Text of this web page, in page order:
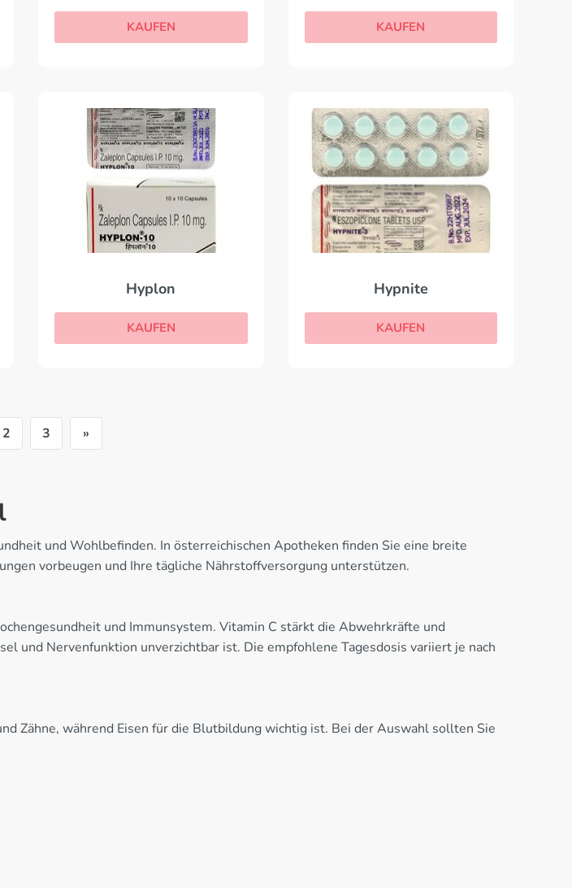
KAUFEN KAUFEN
Hyplon
KAUFEN
Hypnite
KAUFEN
2 3 »
und Wohlbefinden. In österreichischen Apotheken finden Sie eine breite
vorbeugen und Ihre tägliche Nährstoffversorgung unterstützen.
und Immunsystem. Vitamin C stärkt die Abwehrkräfte und
und Nervenfunktion unverzichtbar ist. Die empfohlene Tagesdosis variiert je nach
Zähne, während Eisen für die Blutbildung wichtig ist. Bei der Auswahl sollten Sie